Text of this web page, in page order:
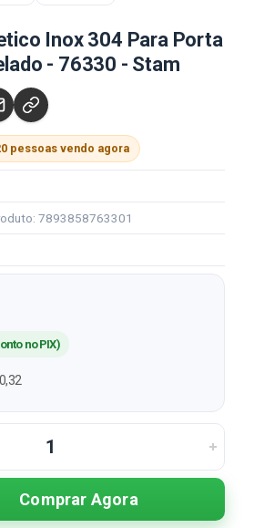
Inox 304 Para Porta
- 76330 - Stam
pessoas vendo agora
7893858763301
no PIX)
Comprar Agora